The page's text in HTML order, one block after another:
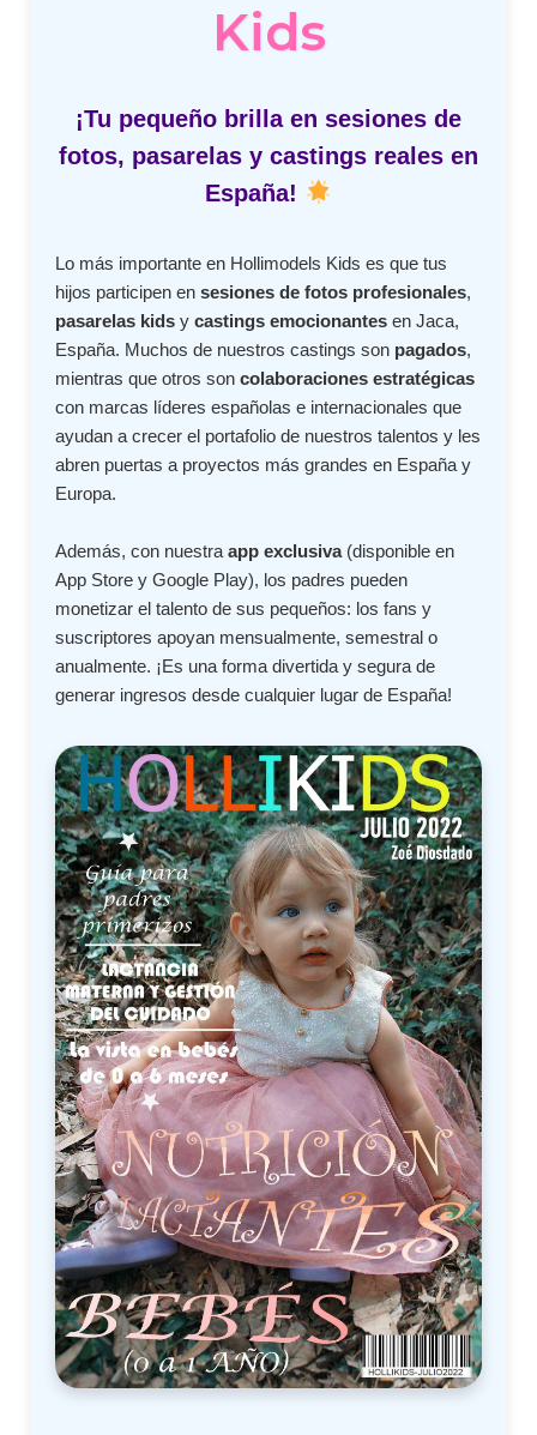
Kids
¡Tu pequeño brilla en sesiones de
fotos, pasarelas y castings reales en
España!
Lo más importante en Hollimodels Kids es que tus
hijos participen ensesiones de fotos profesionales,
pasarelas kids ycastings emocionantes en Jaca,
España. Muchos de nuestros castings son pagados,
mientras que otros soncolaboraciones estratégicas
con marcas líderes españolas e internacionales que
ayudan a crecer el portafolio de nuestros talentos y les
abren puertas a proyectos más grandes en España y
Europa.
Además, con nuestraapp exclusiva(disponible en
App Store y Google Play), los padres pueden
monetizar el talento de sus pequeños: los fans y
suscriptores apoyan mensualmente, semestral o
anualmente. ¡Es una forma divertida y segura de
generar ingresos desde cualquier lugar de España!